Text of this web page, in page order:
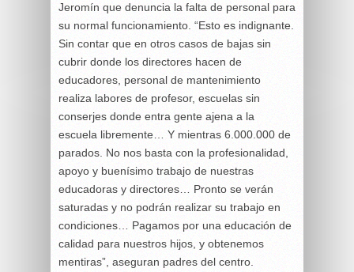
Jeromín que denuncia la falta de personal para
su normal funcionamiento. “Esto es indignante.
Sin contar que en otros casos de bajas sin
cubrir donde los directores hacen de
educadores, personal de mantenimiento
realiza labores de profesor, escuelas sin
conserjes donde entra gente ajena a la
escuela libremente… Y mientras 6.000.000 de
parados. No nos basta con la profesionalidad,
apoyo y buenísimo trabajo de nuestras
educadoras y directores… Pronto se verán
saturadas y no podrán realizar su trabajo en
condiciones… Pagamos por una educación de
calidad para nuestros hijos, y obtenemos
mentiras”, aseguran padres del centro.